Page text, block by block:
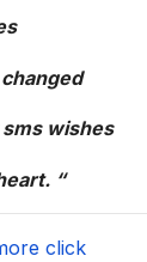
wishes
“
click